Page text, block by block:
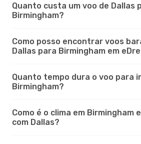
Quanto custa um voo de Dallas
Birmingham?
Como posso encontrar voos
Dallas para Birmingham em
Quanto tempo dura o voo para
Birmingham?
Como é o clima em Birmingham
com Dallas?